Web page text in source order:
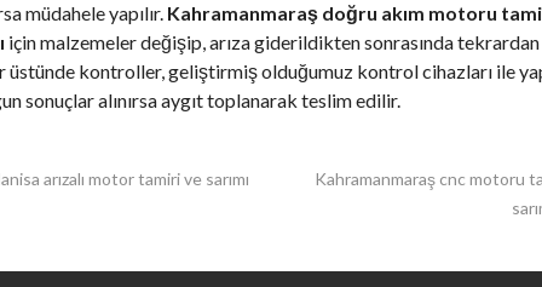
müdahele yapılır. Kahramanmaraş doğru akım motoru
için malzemeler değişip, arıza giderildikten sonrasında tekrardan
üstünde kontroller, geliştirmiş olduğumuz kontrol cihazları ile
sonuçlar alınırsa aygıt toplanarak teslim edilir.
arızalı motor tamiri ve sarımı
Kahramanmaraş cnc motoru